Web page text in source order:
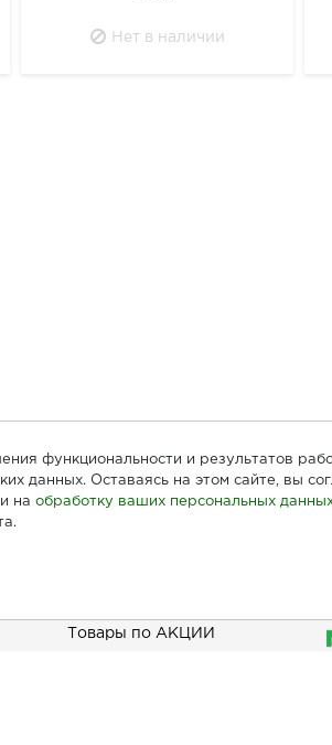
Нет в наличии
Товары по АКЦИИ
функциональности и результатов
данных. Оставаясь на этом сайте, вы
на обработку ваших персональных